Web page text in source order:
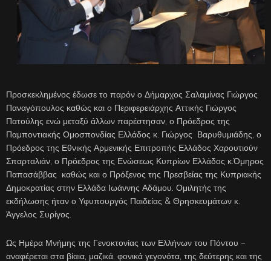
Προσκεκλημένος έδωσε το παρόν ο Δήμαρχος Σαλαμίνας Γιώργος
Παναγόπουλος καθώς και ο Περιφερειάρχης Αττικής Γιώργος
Πατούλης ενώ μεταξύ άλλων παρέστησαν, ο Πρόεδρος της
Παμποντιακής Ομοσπονδίας Ελλάδος κ. Γιώργος Βαρυθυμιάδης, ο
Πρόεδρος της Εθνικής Αρμενικής Επιτροπής Ελλάδος Χαρουτιούν
Σπαρταλιάν, ο Πρόεδρος της Ενώσεως Κυπρίων Ελλάδος κ.Όμηρος
Παπασάββας καθώς και ο Πρόξενος της Πρεσβείας της Κυπριακής
Δημοκρατίας στην Ελλάδα Ιωάννης Αδάμου. Ομιλητής της
εκδήλωσης ήταν ο Υφυπουργός Παιδείας & Θρησκευμάτων κ.
Άγγελος Συρίγος.
Ως Ημέρα Μνήμης της Γενοκτονίας των Ελλήνων του Πόντου –
αναφέρεται στα βίαια, μαζικά, φονικά γεγονότα, της δεύτερης και της